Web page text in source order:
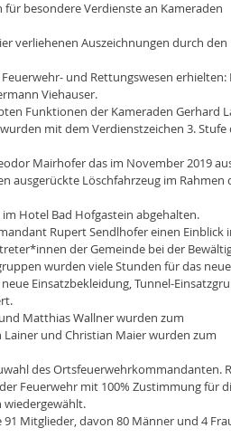
besondere Verdienste an Kameraden
verliehenen Auszeichnungen durch den
und Rettungswesen erhielten:
Viehauser.
Funktionen der Kameraden Gerhard
mit dem Verdienstzeichen 3. Stufe
Mairhofer das im November 2019
ausgerückte Löschfahrzeug im Rahmen
Hotel Bad Hofgastein abgehalten.
Rupert Sendlhofer einen Einblick
der Gemeinde bei der
wurden viele Stunden für das neue
Einsatzbekleidung, Tunnel-
Matthias Wallner wurden zum
und Christian Maier wurden zum
des Ortsfeuerwehrkommandanten.
Feuerwehr mit 100% Zustimmung für
wiedergewählt.
Mitglieder, davon 80 Männer und 4